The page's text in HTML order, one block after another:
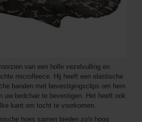
van een holle vezelvulling en
microfleece. Hij heeft een elastische
banden met bevestigingsclips om hem
uw bedchair te bevestigen. Het heeft ook
kant om tocht te voorkomen.
hoes samen bieden zo'n hoog